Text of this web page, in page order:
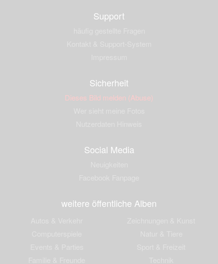
Support
Sicherheit
Dieses Bild melden (Abuse)
Social Media
weitere öffentliche Alben